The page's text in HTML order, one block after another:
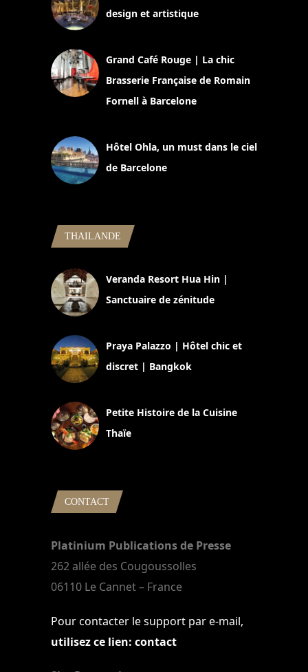
design et artistique
Grand Café Rouge | La chic
Brasserie Française de Romain
Fornell à Barcelone
Hôtel Ohla, un must dans le ciel
de Barcelone
THAILANDE
Veranda Resort Hua Hin |
Sanctuaire de zénitude
Praya Palazzo | Hôtel chic et
discret | Bangkok
Petite Histoire de la Cuisine
Thaïe
CONTACT
Platinium Publications de Presse
262 allée des Cougoussolles
06110 Le Cannet – France
Pour contacter le support par e-mail,
utilisez ce lien: contact